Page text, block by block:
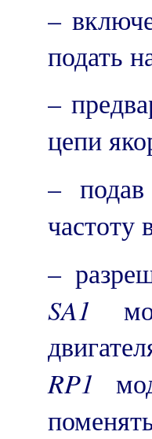
–
подать
–
цепи
–
–
SA1
RP1